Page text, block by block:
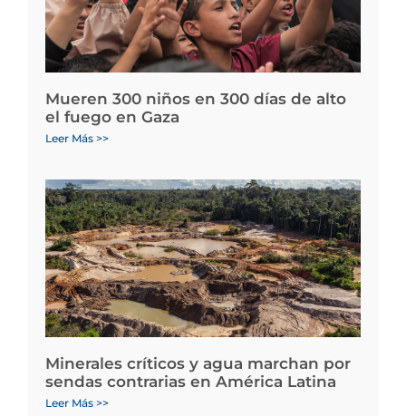
Mueren 300 niños en 300 días de alto
el fuego en Gaza
Leer Más >>
Minerales críticos y agua marchan por
sendas contrarias en América Latina
Leer Más >>